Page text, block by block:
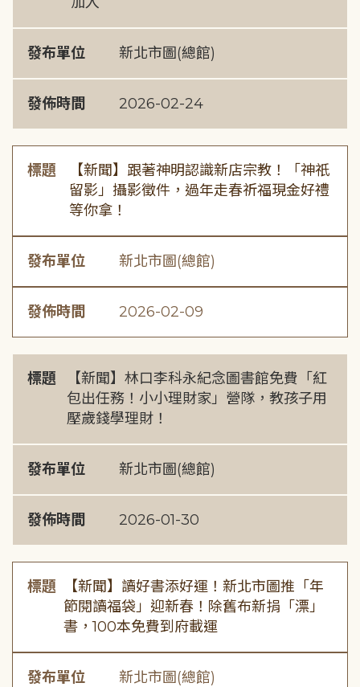
發布單位 新北市圖(總館)
發佈時間 2026-02-24
標題
【新聞】跟著神明認識新店宗教！「神祇
留影」攝影徵件，過年走春祈福現金好禮
等你拿！
發布單位 新北市圖(總館)
發佈時間 2026-02-09
標題
【新聞】林口李科永紀念圖書館免費「紅
包出任務！小小理財家」營隊，教孩子用
壓歲錢學理財！
發布單位 新北市圖(總館)
發佈時間 2026-01-30
標題
【新聞】讀好書添好運！新北市圖推「年
節閱讀福袋」迎新春！除舊布新捐「漂」
書，100本免費到府載運
發布單位 新北市圖(總館)